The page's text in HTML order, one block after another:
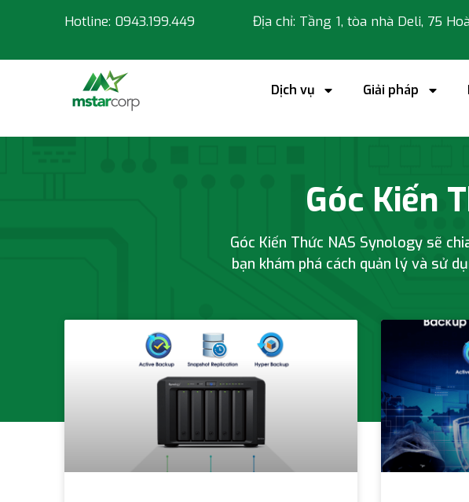
Hotline: 0943.199.449 Địa chỉ: Tầng 1, tòa nhà Deli, 75
Dịch vụ Giải pháp
Góc Kiến
Góc Kiến Thức NAS Synology sẽ
bạn khám phá cách quản lý và sử